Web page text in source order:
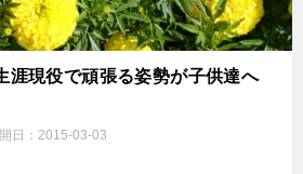
涯現役で頑張る姿勢が子供達へ
日： 2015-03-03